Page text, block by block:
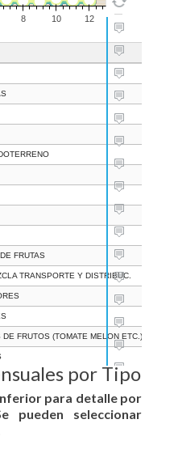
FRUTAS
TRANSPORTE Y DISTRIBUC.
FRUTOS (TOMATE MELON ETC.)
(MIXTAS)
por Tipo
para detalle por
pueden seleccionar